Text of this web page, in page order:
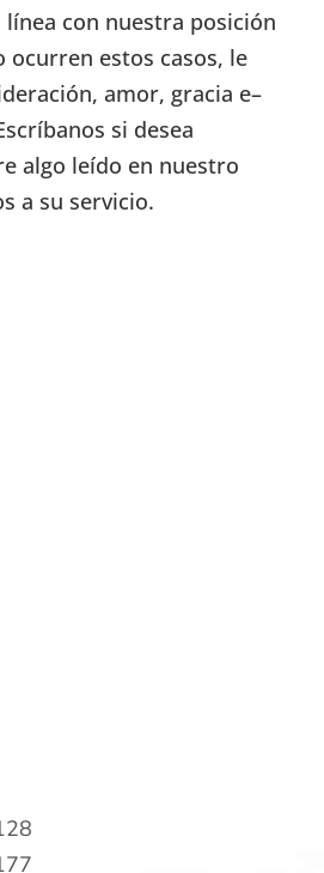
con nuestra posición
ocurren estos casos, le
amor, gracia e–
si desea
algo leído en nuestro
a su servicio.